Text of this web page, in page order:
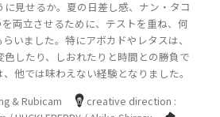
見せるか。夏の日差し感、ナン・タコ
両立させるために、テストを重ね、何
いました。特にアボカドやレタスは、
したり、しおれたりと時間との勝負で
他では味わえない経験となりました。
& Rubicam
creative direction :